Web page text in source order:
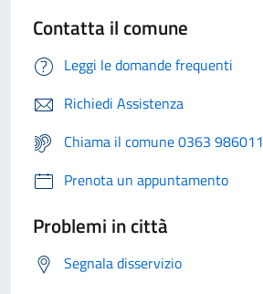
Contatta il comune
Leggi le domande frequenti
Richiedi Assistenza
Chiama il comune 0363 986011
Prenota un appuntamento
Problemi in città
Segnala disservizio